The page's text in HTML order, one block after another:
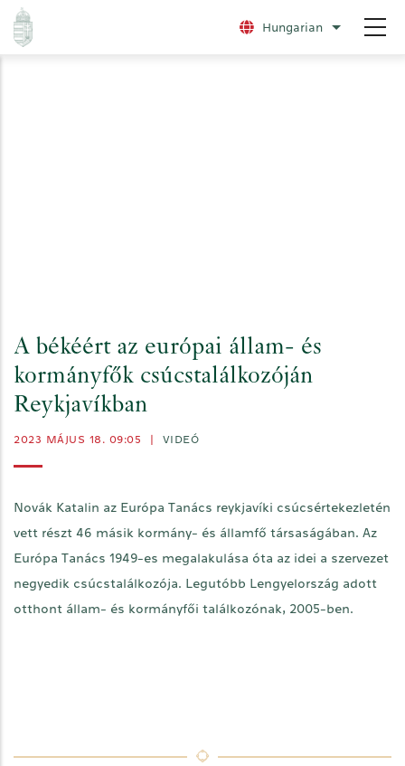
Ugrás
Hungarian További
A békéért az európai állam- és
kormányfők csúcstalálkozóján
Reykjavíkban
2023 MÁJUS 18. 09:05 VIDEÓ
Novák Katalin az Európa Tanács reykjavíki csúcsértekezletén
vett részt 46 másik kormány- és államfő társaságában. Az
Európa Tanács 1949-es megalakulása óta az idei a szervezet
negyedik csúcstalálkozója. Legutóbb Lengyelország adott
otthont állam- és kormányfői találkozónak, 2005-ben.